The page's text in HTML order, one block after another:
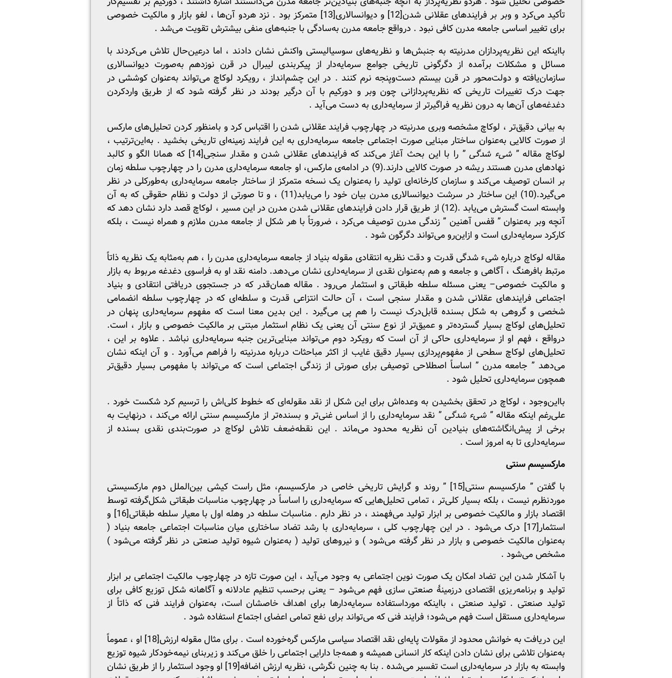
تأکید می‌کرد و وبر بر فرایندهای عقلانی شدن[12] و دیوانسالاری[13]
متمرکز بود . نزد هردو آن‌ها ، لغو بازار و مالکیت خصوصی
برای تغییر اساسی جامعه مدرن کافی نبود . درواقع جامعه مدرن به‌سادگی با جنبه‌های منفی بیشترش تقویت می‌شد .
بااینکه این نظریه‌پردازان مدرنیته به جنبش‌ها و نظریه‌های سوسیالیستی واکنش نشان دادند ، اما درعین‌حال تلاش می‌کردند با
مسائل و مشکلات برآمده از دگرگونی تاریخی جوامع سرمایه‌دار از پیکربندی لیبرال در قرن نوزدهم به‌صورت دیوانسالاری
سازمان‌یافته و دولت‌محور در قرن بیستم دست‌وپنجه نرم کنند . در این چشم‌انداز ، رویکرد لوکاچ می‌تواند به‌عنوان کوششی در
جهت درک تغییرات تاریخی که نظریه‌پردازانی چون وبر و دورکیم با آن درگیر بودند در نظر گرفته شود که از طریق واردکردن
دغدغه‌های آن‌ها به درون نظریه فراگیرتر از سرمایه‌داری به دست می‌آید .
به بیانی دقیق‌تر ، لوکاچ مشخصه وبری مدرنیته در چهارچوب فرایند عقلانی شدن را اقتباس کرد و بامنظور کردن تحلیل‌های مارکس
از صورت کالایی به‌عنوان ساختار مبنایی صورت اجتماعی جامعه سرمایه‌داری به این فرایند زمینه‌ای تاریخی بخشید . به‌این‌ترتیب ،
لوکاچ مقاله ” شیء شدگی” را با این بحث آغاز می‌کند که فرایندهای عقلانی شدن و مقدار سنجی[14]
که همانا الگو و کالبد
نهادهای مدرن هستند ریشه در صورت کالایی دارند.(9) در ادامه‌ی مارکس، او جامعه سرمایه‌داری مدرن را در چهارچوب سلطه زمان
بر انسان توصیف می‌کند و سازمان کارخانه‌ای تولید را به‌عنوان یک نسخه متمرکز از ساختار جامعه سرمایه‌داری به‌طورکلی در نظر
می‌گیرد.(10) این ساختار در سرشت دیوانسالاری مدرن بیان خود را می‌یابد(11) ، و تا صورتی از دولت و نظام حقوقی که به آن
وابسته است گسترش می‌یابد .(12) از طریق قرار دادن فرایندهای عقلانی شدن مدرن در این مسیر ، لوکاچ قصد دارد نشان دهد که
آنچه وبر به‌عنوان ” قفس آهنین ” زندگی مدرن توصیف می‌کرد ، ضرورتاً با هر شکل از جامعه مدرن ملازم و همراه نیست ، بلکه
کارکرد سرمایه‌داری است و ازاین‌رو می‌تواند دگرگون شود .
مقاله لوکاچ درباره شیء شدگی قدرت و دقت نظریه انتقادی مقوله بنیاد از جامعه سرمایه‌داری مدرن را ، هم به‌مثابه یک نظریه ذاتاً
مرتبط بافرهنگ ، آگاهی و جامعه و هم به‌عنوان نقدی از سرمایه‌داری نشان می‌دهد. دامنه نقد او به فراسوی دغدغه مربوط به بازار
و مالکیت خصوصی– یعنی مسئله سلطه طبقاتی و استثمار می‌رود . مقاله همان‌قدر که در جستجوی دریافتی انتقادی و بنیاد
اجتماعی فرایندهای عقلانی شدن و مقدار سنجی است ، آن حالت انتزاعی قدرت و سلطه‌ای که در چهارچوب سلطه انضمامی
شخصی و گروهی به شکل بسنده قابل‌درک نیست را هم پی می‌گیرد . این بدین معنا است که مفهوم سرمایه‌داری پنهان در
تحلیل‌های لوکاچ بسیار گسترده‌تر و عمیق‌تر از نوع سنتی آن یعنی یک نظام استثمار مبتنی بر مالکیت خصوصی و بازار ، است.
درواقع ، فهم او از سرمایه‌داری حاکی از آن است که رویکرد دوم می‌تواند مبنایی‌ترین جنبه سرمایه‌داری نباشد . علاوه بر این ،
تحلیل‌های لوکاچ سطحی از مفهوم‌پردازی بسیار دقیق غایب از اکثر مباحثات درباره مدرنیته را فراهم می‌آورد . و آن اینکه نشان
می‌دهد ” جامعه مدرن ” اساساً اصطلاحی توصیفی برای صورتی از زندگی اجتماعی است که می‌تواند با مفهومی بسیار دقیق‌تر
همچون سرمایه‌داری تحلیل شود .
بااین‌وجود ، لوکاچ در تحقق بخشیدن به وعده‌اش برای این شکل از نقد مقوله‌ای که خطوط کلی‌اش را ترسیم کرد شکست خورد .
علی‌رغم اینکه مقاله ” شیء شدگی ” نقد سرمایه‌داری را از اساس غنی‌تر و بسنده‌تر از مارکسیسم سنتی ارائه می‌کند ، درنهایت به
برخی از پیش‌انگاشته‌های بنیادین آن نظریه محدود می‌ماند . این نقطه‌ضعف تلاش لوکاچ در صورت‌بندی نقدی بسنده از
سرمایه‌داری تا به امروز است .
مارکسیسم سنتی
با گفتن ” مارکسیسم سنتی[15]
” روند و گرایش تاریخی خاصی در مارکسیسم، مثل راست کیشی بین‌الملل دوم مارکسیستی
موردنظرم نیست ، بلکه بسیار کلی‌تر ، تمامی تحلیل‌هایی که سرمایه‌داری را اساساً در چهارچوب مناسبات طبقاتی شکل‌گرفته توسط
اقتصاد بازار و مالکیت خصوصی بر ابزار تولید می‌فهمند ، در نظر دارم . مناسبات سلطه در وهله اول با معیار سلطه طبقاتی[16]
و
استثمار[17]
درک می‌شود . در این چهارچوب کلی ، سرمایه‌داری با رشد تضاد ساختاری میان مناسبات اجتماعی جامعه بنیاد (
به‌عنوان مالکیت خصوصی و بازار در نظر گرفته می‌شود ) و نیروهای تولید ( به‌عنوان شیوه تولید صنعتی در نظر گرفته می‌شود )
مشخص می‌شود .
با آشکار شدن این تضاد امکان یک صورت نوین اجتماعی به وجود می‌آید ، این صورت تازه در چهارچوب مالکیت اجتماعی بر ابزار
تولید و برنامه‌ریزی اقتصادی درزمینهٔ صنعتی سازی فهم می‌شود – یعنی برحسب تنظیم عادلانه و آگاهانه شکل توزیع کافی برای
تولید صنعتی . تولید صنعتی ، بااینکه مورداستفاده سرمایه‌دارها برای اهداف خاصشان است، به‌عنوان فرایند فنی که ذاتاً از
سرمایه‌داری مستقل است فهم می‌شود؛ فرایند فنی که می‌تواند برای نفع تمامی اعضای اجتماع استفاده شود .
این دریافت به خوانش محدود از مقولات پایه‌ای نقد اقتصاد سیاسی مارکس گره‌خورده است . برای مثال مقوله ارزش[18]
او ، عموماً
به‌عنوان تلاشی برای نشان دادن اینکه کار انسانی همیشه و همه‌جا دارایی اجتماعی را خلق می‌کند و زیربنای نیمه‌خودکار شیوه توزیع
وابسته به بازار در سرمایه‌داری است تفسیر می‌شده . بنا به چنین نگرشی، نظریه ارزش اضافه[19]
او وجود استثمار را از طریق نشان